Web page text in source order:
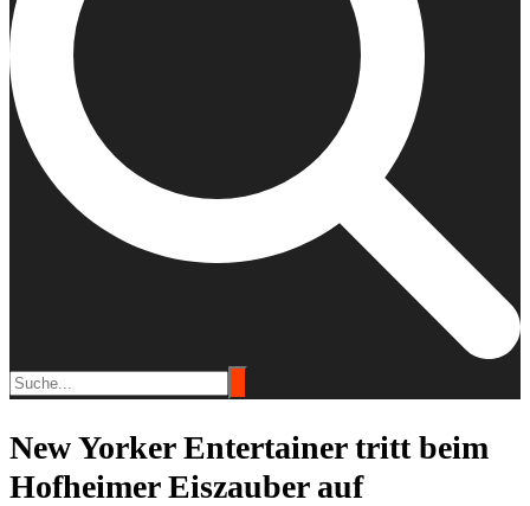
New Yorker Entertainer tritt beim
Hofheimer Eiszauber auf